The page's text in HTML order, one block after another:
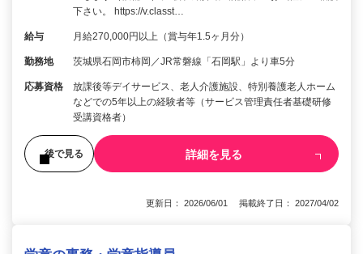
下さい。 https://v.classt…
給与 月給270,000円以上（賞与年1.5ヶ月分）
勤務地 茨城県石岡市柿岡／JR常磐線「石岡駅」より車5分
応募資格
放課後等デイサービス、老人介護施設、特別養護老人ホーム
などでの5年以上の経験者等（サービス管理責任者基礎研修
受講資格者）
後で見る 詳細を見る
更新日： 2026/06/01 掲載終了日： 2027/04/02